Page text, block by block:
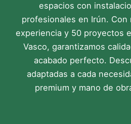
espacios con
profesionales en Irún. Con
experiencia y 50 proyectos
Vasco, garantizamos
acabado perfecto.
adaptadas a cada
premium y mano de